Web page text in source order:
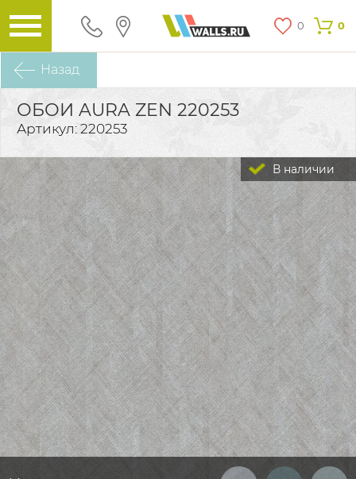
0 0
Назад
ОБОИ AURA ZEN 220253
Артикул: 220253
В наличии